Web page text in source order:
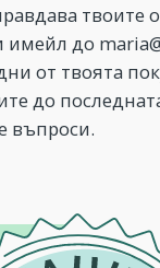
твоите
имейл до
от твоята
до
въпроси.